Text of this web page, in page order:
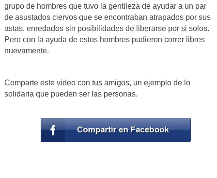
grupo de hombres que tuvo la gentileza de ayudar a un par
de asustados ciervos que se encontraban atrapados por sus
astas, enredados sin posibilidades de liberarse por si solos.
Pero con la ayuda de estos hombres pudieron correr libres
nuevamente.
Comparte este video con tus amigos, un ejemplo de lo
solidaria que pueden ser las personas.